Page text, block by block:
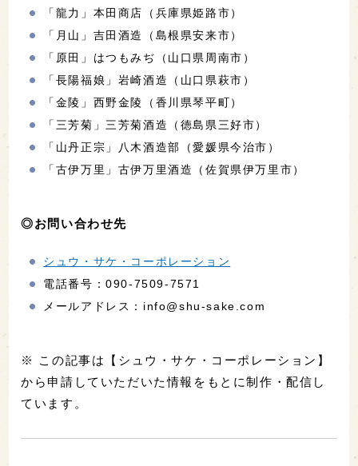
「龍力」本田商店（兵庫県姫路市）
「月山」吉田酒造（島根県安来市）
「原田」はつもみぢ（山口県周南市）
「長陽福娘」岩崎酒造（山口県萩市）
「金陵」西野金陵（香川県琴平町）
「三芳菊」三芳菊酒造（徳島県三好市）
「山丹正宗」八木酒造部（愛媛県今治市）
「古伊万里」古伊万里酒造（佐賀県伊万里市）
◎お問い合わせ先
シュウ・サケ・コーポレーション
電話番号：090-7509-7571
メールアドレス：info@shu-sake.com
※ この記事は【シュウ・サケ・コーポレーション】
から申請していただいた情報をもとに制作・配信し
ています。